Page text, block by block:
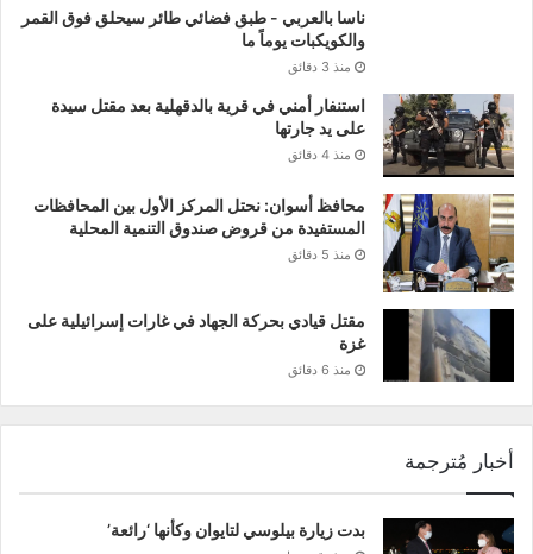
ناسا بالعربي - طبق فضائي طائر سيحلق فوق القمر
والكويكبات يوماً ما
منذ 3 دقائق
استنفار أمني في قرية بالدقهلية بعد مقتل سيدة
على يد جارتها
منذ 4 دقائق
محافظ أسوان: نحتل المركز الأول بين المحافظات
المستفيدة من قروض صندوق التنمية المحلية
منذ 5 دقائق
مقتل قيادي بحركة الجهاد في غارات إسرائيلية على
غزة
منذ 6 دقائق
أخبار مُترجمة
بدت زيارة بيلوسي لتايوان وكأنها ‘رائعة’